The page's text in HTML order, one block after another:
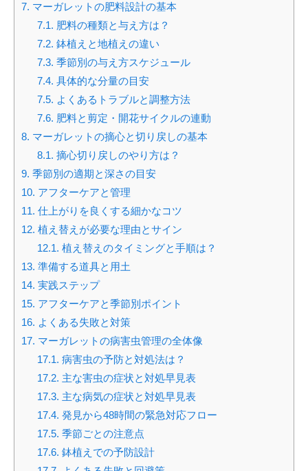
7. マーガレットの肥料設計の基本
7.1. 肥料の種類と与え方は？
7.2. 鉢植えと地植えの違い
7.3. 季節別の与え方スケジュール
7.4. 具体的な分量の目安
7.5. よくあるトラブルと調整方法
7.6. 肥料と剪定・開花サイクルの連動
8. マーガレットの摘心と切り戻しの基本
8.1. 摘心切り戻しのやり方は？
9. 季節別の適期と深さの目安
10. アフターケアと管理
11. 仕上がりを良くする細かなコツ
12. 植え替えが必要な理由とサイン
12.1. 植え替えのタイミングと手順は？
13. 準備する道具と用土
14. 実践ステップ
15. アフターケアと季節別ポイント
16. よくある失敗と対策
17. マーガレットの病害虫管理の全体像
17.1. 病害虫の予防と対処法は？
17.2. 主な害虫の症状と対処早見表
17.3. 主な病気の症状と対処早見表
17.4. 発見から48時間の緊急対応フロー
17.5. 季節ごとの注意点
17.6. 鉢植えでの予防設計